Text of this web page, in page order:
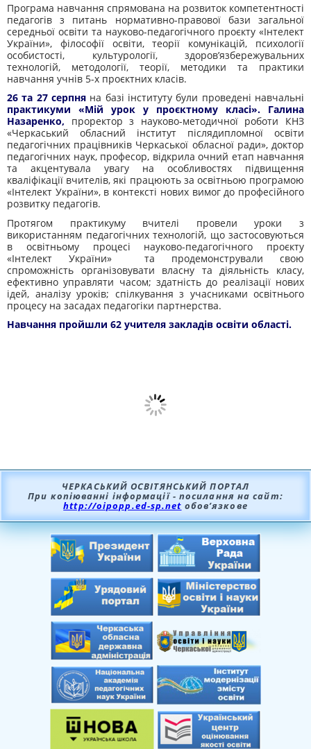
Програма навчання спрямована на розвиток компетентності
педагогів з питань нормативно-правової бази загальної
середньої освіти та науково-педагогічного проєкту «Інтелект
України», філософії освіти, теорії комунікацій, психології
особистості, культурології, здоров’язбережувальних
технологій, методології, теорії, методики та практики
навчання учнів 5-х проєктних класів.
26 та 27 серпня на базі інституту були проведені навчальні
практикуми «Мій урок у проєктному класі».
Галина
Назаренко, проректор з науково-методичної роботи КНЗ
«Черкаський обласний інститут післядипломної освіти
педагогічних працівників Черкаської обласної ради», доктор
педагогічних наук, професор, відкрила очний етап навчання
та акцентувала увагу на особливостях підвищення
кваліфікації вчителів, які працюють за освітньою програмою
«Інтелект України», в контексті нових вимог до професійного
розвитку педагогів.
Протягом практикуму вчителі провели уроки з
використанням педагогічних технологій, що застосовуються
в освітньому процесі науково-педагогічного проєкту
«Інтелект України» та продемонстрували свою
спроможність організовувати власну та діяльність класу,
ефективно управляти часом; здатність до реалізації нових
ідей, аналізу уроків; спілкування з учасниками освітнього
процесу на засадах педагогіки партнерства.
Навчання пройшли 62 учителя закладів освіти області.
ЧЕРКАСЬКИЙ ОСВІТЯНСЬКИЙ ПОРТАЛ
При копіюванні інформації - посилання на сайт:
http://oipopp.ed-sp.net обов’язкове